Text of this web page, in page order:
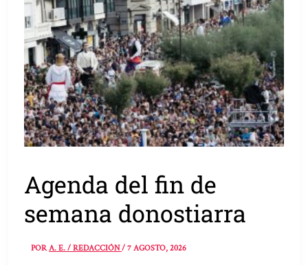
Agenda del fin de
semana donostiarra
PORA. E. / REDACCIÓN/7 AGOSTO, 2026